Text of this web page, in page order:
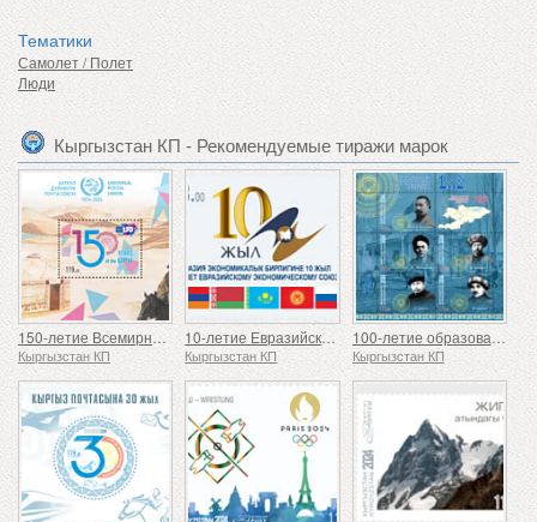
Тематики
Самолет / Полет
Люди
Кыргызстан КП - Рекомендуемые тиражи марок
150-летие Всемирного почтового союза
Кыргызстан КП
10-летие Евразийского экономического союза
Кыргызстан КП
100-летие образования Кара-Киргизской автономной области
Кыргызстан КП